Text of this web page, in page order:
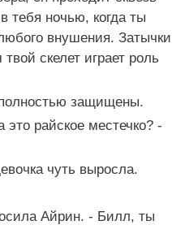
тебя ночью, когда ты
внушения. Затычки
скелет играет роль
защищены.
райское местечко? -
чуть выросла.
Айрин. - Билл, ты